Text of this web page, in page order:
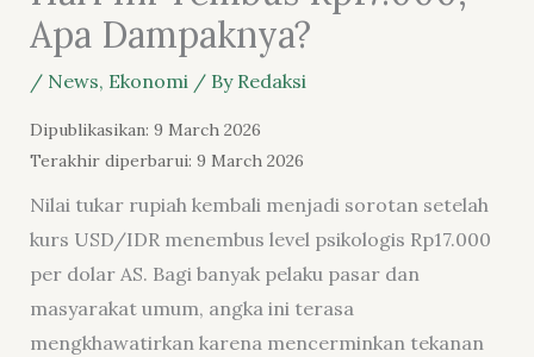
Apa Dampaknya?
/ News, Ekonomi/ By Redaksi
Dipublikasikan: 9 March 2026
Terakhir diperbarui: 9 March 2026
Nilai tukar rupiah kembali menjadi sorotan setelah
kurs USD/IDR menembus level psikologis Rp17.000
per dolar AS. Bagi banyak pelaku pasar dan
masyarakat umum, angka ini terasa
mengkhawatirkan karena mencerminkan tekanan